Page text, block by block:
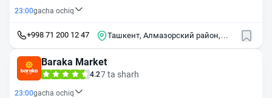
23:00gacha ochiq
+998 71 200 12 47
Ташкент, Алмазорский район,
Baraka Market
4.27 ta sharh
23:00gacha ochiq